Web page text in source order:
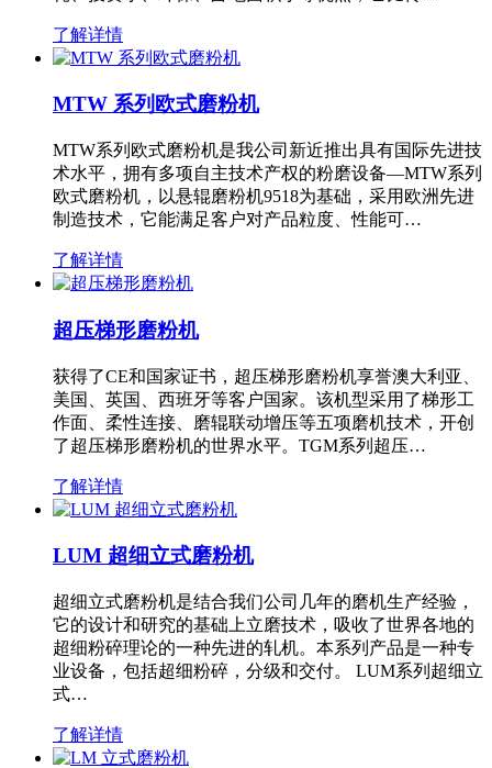
了解详情
MTW 系列欧式磨粉机
MTW系列欧式磨粉机是我公司新近推出具有国际先进技
术水平，拥有多项自主技术产权的粉磨设备—MTW系列
欧式磨粉机，以悬辊磨粉机9518为基础，采用欧洲先进
制造技术，它能满足客户对产品粒度、性能可…
了解详情
超压梯形磨粉机
获得了CE和国家证书，超压梯形磨粉机享誉澳大利亚、
美国、英国、西班牙等客户国家。该机型采用了梯形工
作面、柔性连接、磨辊联动增压等五项磨机技术，开创
了超压梯形磨粉机的世界水平。TGM系列超压…
了解详情
LUM 超细立式磨粉机
超细立式磨粉机是结合我们公司几年的磨机生产经验，
它的设计和研究的基础上立磨技术，吸收了世界各地的
超细粉碎理论的一种先进的轧机。本系列产品是一种专
业设备，包括超细粉碎，分级和交付。 LUM系列超细立
式…
了解详情